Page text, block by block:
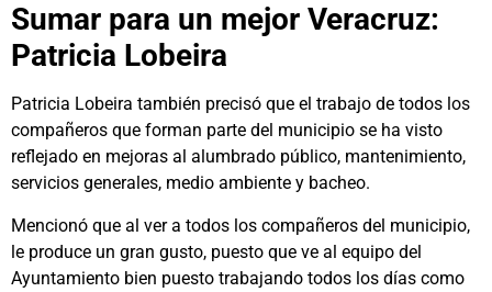
Sumar para un mejor Veracruz:
Patricia Lobeira
Patricia Lobeira también precisó que el trabajo de todos los
compañeros que forman parte del municipio se ha visto
reflejado en mejoras al alumbrado público, mantenimiento,
servicios generales, medio ambiente y bacheo.
Mencionó que al ver a todos los compañeros del municipio,
le produce un gran gusto, puesto que ve al equipo del
Ayuntamiento bien puesto trabajando todos los días como